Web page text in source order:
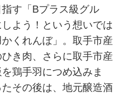
す「Bプラス級グル
よう！という想いでは
くれんぼ」。取手市産
き肉、さらに取手市産
鶏手羽につめ込みま
その後は、地元醸造酒